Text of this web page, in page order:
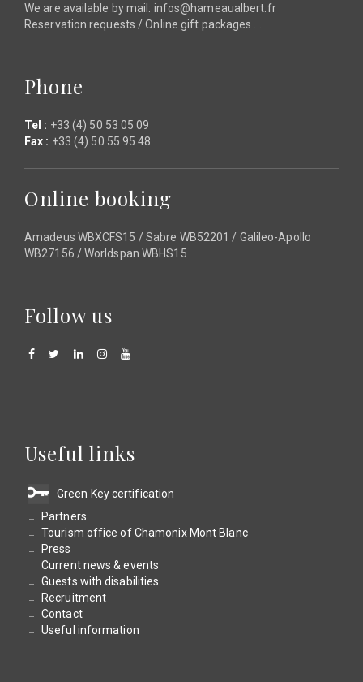
We are available by mail: infos@hameaualbert.fr
Reservation requests / Online gift packages ...
Phone
Tel : +33 (4) 50 53 05 09
Fax : +33 (4) 50 55 95 48
Online booking
Amadeus WBXCFS15 / Sabre WB52201 / Galileo-Apollo
WB27156 / Worldspan WBHS15
Follow us
Useful links
Green Key certification
Partners
Tourism office of Chamonix Mont Blanc
Press
Current news & events
Guests with disabilities
Recruitment
Contact
Useful information